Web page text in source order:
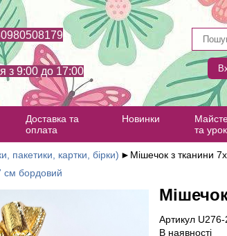
з 9:00 до 17:00
Доставка та
оплата
Новинки
та
пакетики, картки, бірки) ► Мішечок з тканини
см бордовий
Артикул
В наявності